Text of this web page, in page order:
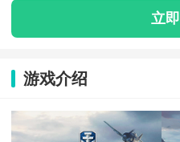
立
游戏介绍